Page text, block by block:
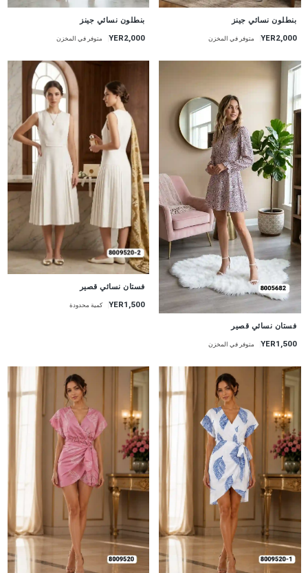
جديد
بنطلون نسائي جينز
YER2,000 متوفر في المخزن
بنطلون نسائي جينز
YER2,000 متوفر في المخزن
جديد
فستان نسائي قصير
YER1,500 متوفر في المخزن
جديد
فستان نسائي قصير
YER1,500 كمية محدودة